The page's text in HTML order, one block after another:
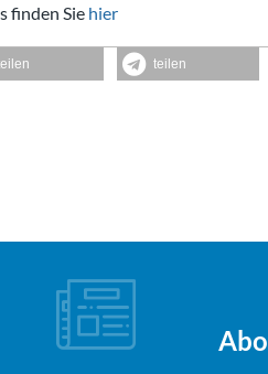
finden Sie hier
teilen
Abo